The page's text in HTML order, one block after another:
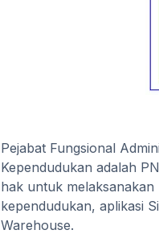
Pejabat Fungsional
Kependudukan adalah
hak untuk
kependudukan, aplikasi
Warehouse.